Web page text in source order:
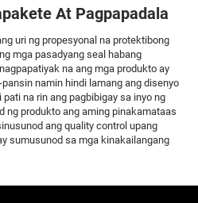
At Pagpapadala
uri ng propesyonal na protektibong
mga pasadyang seal habang
na ang mga produkto ay
namin hindi lamang ang disenyo
na rin ang pagbibigay sa inyo ng
ng produkto ang aming pinakamataas
ang quality control upang
sumusunod sa mga kinakailangang